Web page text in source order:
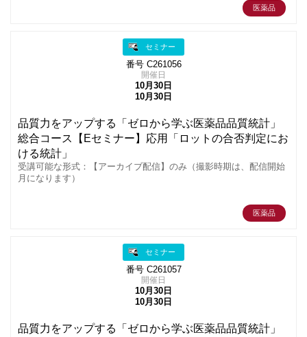
医薬品
セミナー
番号 C261056
開催日
10月30日
10月30日
品質力をアップする「ゼロから学ぶ医薬品品質統計」
総合コース【Eセミナー】応用「ロットの合否判定にお
ける統計」
受講可能な形式：【アーカイブ配信】のみ（撮影時期は、配信開始
月になります）
医薬品
セミナー
番号 C261057
開催日
10月30日
10月30日
品質力をアップする「ゼロから学ぶ医薬品品質統計」